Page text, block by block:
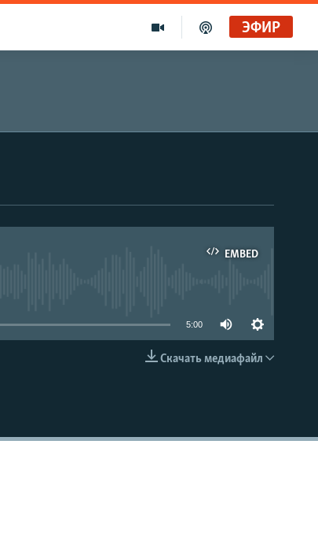
ЭФИР
EMBED
EMBED
5:00
Скачать медиафайл